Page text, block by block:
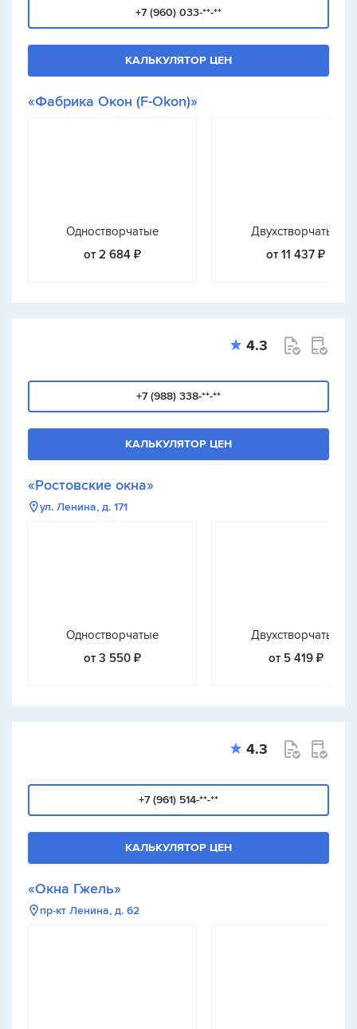
+7 (960) 033-**-**
КАЛЬКУЛЯТОР ЦЕН
«Фабрика Окон (F-Okon)»
Одностворчатые
от 2 684 ₽
Двухстворчатые
от 11 437 ₽
4.3
+7 (988) 338-**-**
КАЛЬКУЛЯТОР ЦЕН
«Ростовские окна»
ул. Ленина, д. 171
Одностворчатые
от 3 550 ₽
Двухстворчатые
от 5 419 ₽
4.3
+7 (961) 514-**-**
КАЛЬКУЛЯТОР ЦЕН
«Окна Гжель»
пр-кт Ленина, д. 62